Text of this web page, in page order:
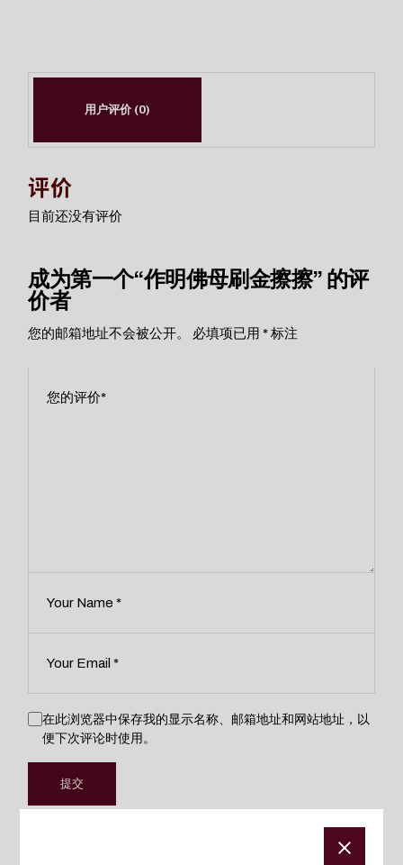
用户评价 (0)
评价
目前还没有评价
成为第一个“作明佛母刷金擦擦” 的评
价者
您的邮箱地址不会被公开。 必填项已用*标注
在此浏览器中保存我的显示名称、邮箱地址和网站地址，以
便下次评论时使用。
提交